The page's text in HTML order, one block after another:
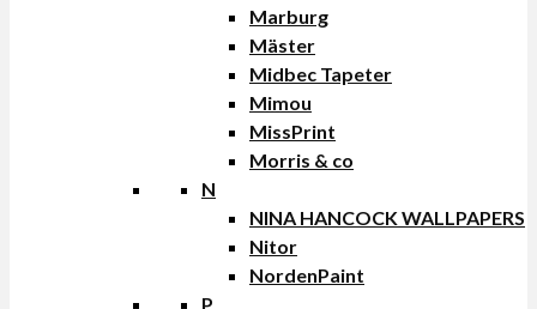
Marburg
Mäster
Midbec Tapeter
Mimou
MissPrint
Morris & co
N
NINA HANCOCK WALLPAPERS
Nitor
NordenPaint
P